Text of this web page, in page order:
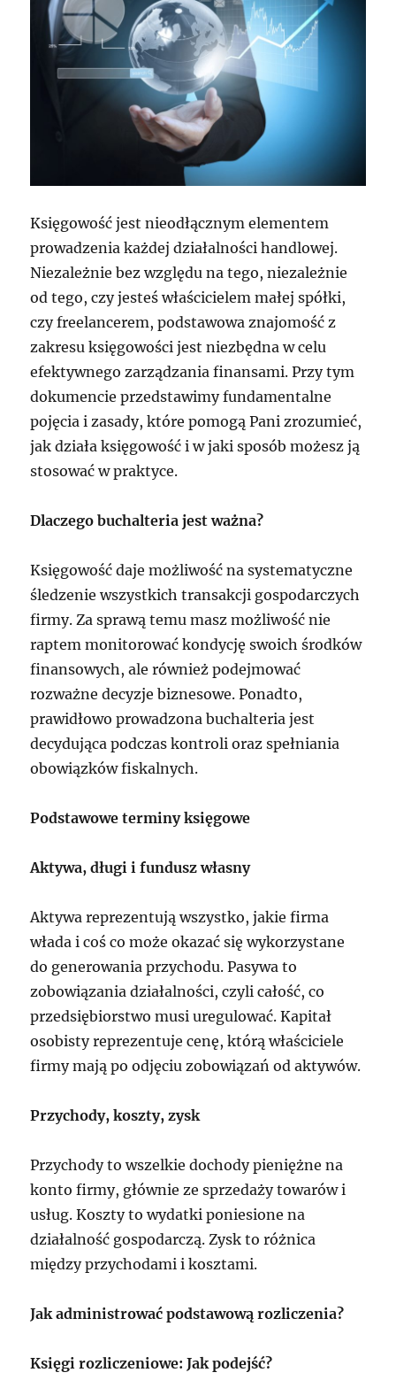
Księgowość jest nieodłącznym elementem
prowadzenia każdej działalności handlowej.
Niezależnie bez względu na tego, niezależnie
od tego, czy jesteś właścicielem małej spółki,
czy freelancerem, podstawowa znajomość z
zakresu księgowości jest niezbędna w celu
efektywnego zarządzania finansami. Przy tym
dokumencie przedstawimy fundamentalne
pojęcia i zasady, które pomogą Pani zrozumieć,
jak działa księgowość i w jaki sposób możesz ją
stosować w praktyce.
Dlaczego buchalteria jest ważna?
Księgowość daje możliwość na systematyczne
śledzenie wszystkich transakcji gospodarczych
firmy. Za sprawą temu masz możliwość nie
raptem monitorować kondycję swoich środków
finansowych, ale również podejmować
rozważne decyzje biznesowe. Ponadto,
prawidłowo prowadzona buchalteria jest
decydująca podczas kontroli oraz spełniania
obowiązków fiskalnych.
Podstawowe terminy księgowe
Aktywa, długi i fundusz własny
Aktywa reprezentują wszystko, jakie firma
włada i coś co może okazać się wykorzystane
do generowania przychodu. Pasywa to
zobowiązania działalności, czyli całość, co
przedsiębiorstwo musi uregulować. Kapitał
osobisty reprezentuje cenę, którą właściciele
firmy mają po odjęciu zobowiązań od aktywów.
Przychody, koszty, zysk
Przychody to wszelkie dochody pieniężne na
konto firmy, głównie ze sprzedaży towarów i
usług. Koszty to wydatki poniesione na
działalność gospodarczą. Zysk to różnica
między przychodami i kosztami.
Jak administrować podstawową rozliczenia?
Księgi rozliczeniowe: Jak podejść?